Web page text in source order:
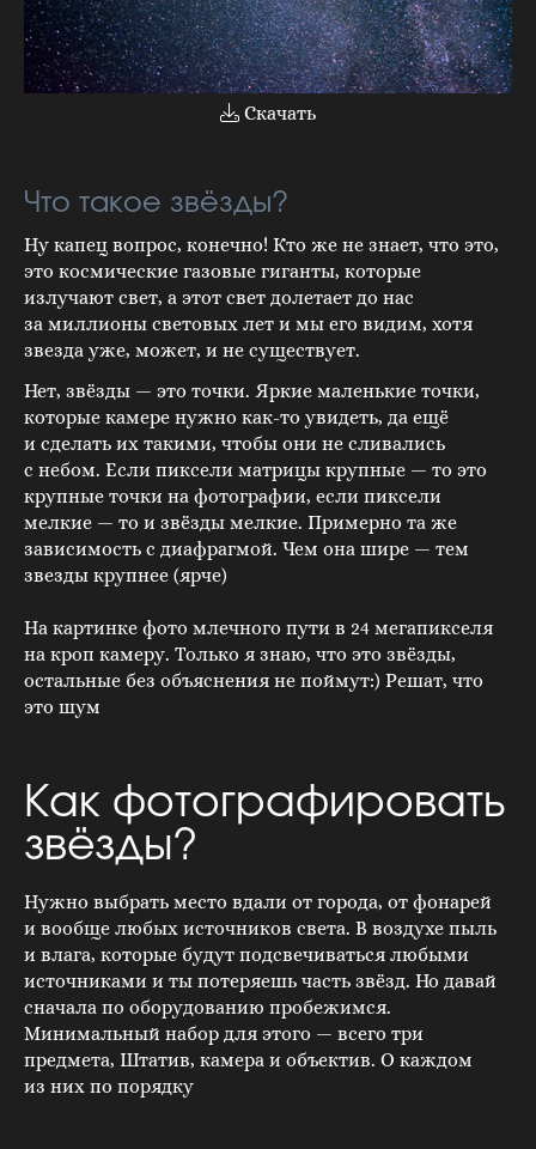
Что такое звёзды?
Ну капец вопрос, конечно! Кто же не знает, что это,
это космические газовые гиганты, которые
излучают свет, а этот свет долетает до нас
за миллионы световых лет и мы его видим, хотя
звезда уже, может, и не существует.
Нет, звёзды — это точки. Яркие маленькие точки,
которые камере нужно как-то увидеть, да ещё
и сделать их такими, чтобы они не сливались
с небом. Если пиксели матрицы крупные — то это
крупные точки на фотографии, если пиксели
мелкие — то и звёзды мелкие. Примерно та же
зависимость с диафрагмой. Чем она шире — тем
звезды крупнее (ярче)
На картинке фото млечного пути в 24 мегапикселя
на кроп камеру. Только я знаю, что это звёзды,
остальные без объяснения не поймут:) Решат, что
это шум
Скачать
Как фотографировать
звёзды?
Нужно выбрать место вдали от города, от фонарей
и вообще любых источников света. В воздухе пыль
и влага, которые будут подсвечиваться любыми
источниками и ты потеряешь часть звёзд. Но давай
сначала по оборудованию пробежимся.
Минимальный набор для этого — всего три
предмета, Штатив, камера и объектив. О каждом
из них по порядку